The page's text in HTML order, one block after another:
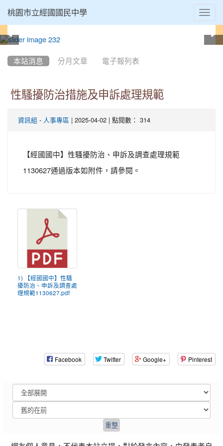
桃園市立經國國民中學
本站消息 分月文章 電子報列表
性騷擾防治措施及申訴處理規範
資訊組 - 人事專區 | 2025-04-02 | 點閱數： 314
【經國國中】性騷擾防治、申訴及調查處理規範
1130627通過版本如附件，請參閱。
1) 【經國國中】性騷
擾防治、申訴及調查處
理規範1130627.pdf
Facebook Twitter Google+ Pinterest